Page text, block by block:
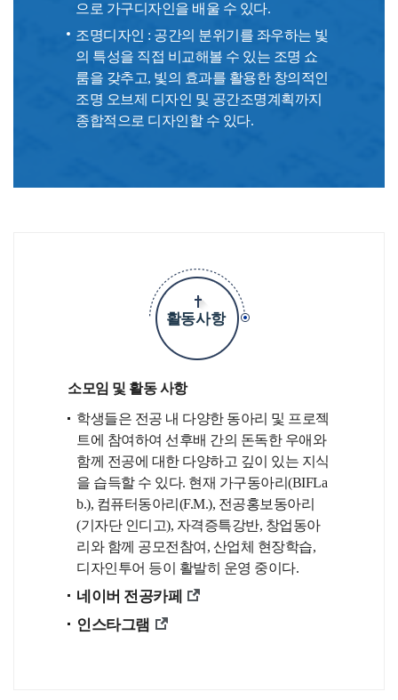
으로 가구디자인을 배울 수 있다.
조명디자인 : 공간의 분위기를 좌우하는 빛
의 특성을 직접 비교해볼 수 있는 조명 쇼
룸을 갖추고, 빛의 효과를 활용한 창의적인
조명 오브제 디자인 및 공간조명계획까지
종합적으로 디자인할 수 있다.
활동사항
소모임 및 활동 사항
학생들은 전공 내 다양한 동아리 및 프로젝
트에 참여하여 선후배 간의 돈독한 우애와
함께 전공에 대한 다양하고 깊이 있는 지식
을 습득할 수 있다. 현재 가구동아리(BIFLa
b.), 컴퓨터동아리(F.M.), 전공홍보동아리
(기자단 인디고), 자격증특강반, 창업동아
리와 함께 공모전참여, 산업체 현장학습,
디자인투어 등이 활발히 운영 중이다.
네이버 전공카페
인스타그램